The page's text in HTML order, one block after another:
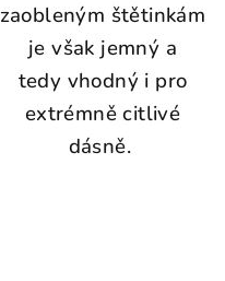
zaobleným štětinkám
je však jemný a
tedy vhodný i pro
extrémně citlivé
dásně.